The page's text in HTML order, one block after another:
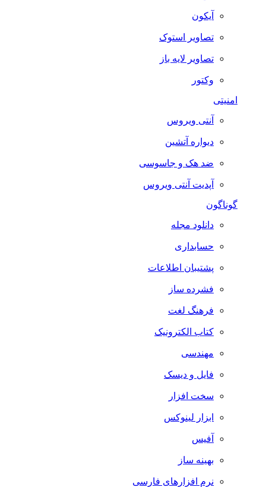
آیکون
تصاویر استوک
تصاویر لایه باز
وکتور
آنتی ویروس
دیواره آتشین
ضد هک و جاسوسی
آپدیت آنتی ویروس
گوناگون
دانلود مجله
حسابداری
پشتیبان اطلاعات
فشرده ساز
فرهنگ لغت
کتاب الکترونیک
مهندسی
فایل و دیسک
سخت افزار
ابزار لینوکس
آفیس
بهینه ساز
نرم افزارهای فارسی